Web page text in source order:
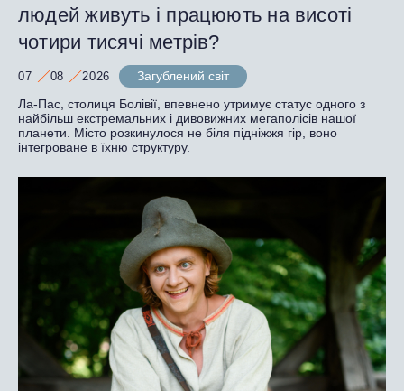
людей живуть і працюють на висоті
чотири тисячі метрів?
07 08 2026
Загублений світ
Ла-Пас, столиця Болівії, впевнено утримує статус одного з
найбільш екстремальних і дивовижних мегаполісів нашої
планети. Місто розкинулося не біля підніжжя гір, воно
інтегроване в їхню структуру.